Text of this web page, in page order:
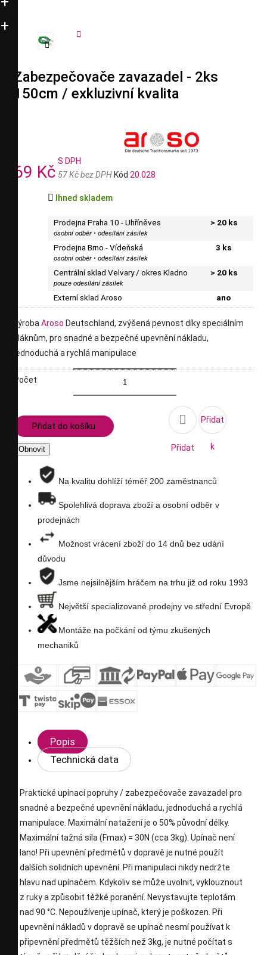


Zabezpečovače zavazadel - 2ks
150cm / exkluzivní kvalita
69 Kč
S DPH
57 Kč bez DPH Kód 20.028
 Ihned skladem
Prodejna Praha 10 - Uhříněves
osobní odběr • odesílání zásilek
> 20 ks
Prodejna Brno - Vídeňská
osobní odběr • odesílání zásilek
3 ks
Centrální sklad Velvary / okres Kladno
pouze odesílání zásilek
> 20 ks
Externí sklad Aroso ano
výroba Aroso Deutschland, zvýšená pevnost díky speciálním
vláknům, pro snadné a bezpečné upevnění nákladu,
jednoduchá a rychlá manipulace
Počet
Přidat do košíku 
Přidat
seznam
Přidat
k
Na kvalitu dohlíží téměř 200 zaměstnanců
Spolehlivá doprava zboží a osobní odběr v
prodejnách
Možnost vrácení zboží do 14 dnů bez udání
důvodu
Jsme nejsilnějším hráčem na trhu již od roku 1993
Největší specializované prodejny ve střední Evropě
Montáže na počkání od týmu zkušených
mechaniků
Popis
Technická data
Praktické upínací popruhy / zabezpečovače zavazadel pro
snadné a bezpečné upevnění nákladu, jednoduchá a rychlá
manipulace. Maximální natažení je o 50% původní délky.
Maximální tažná síla (Fmax) = 30N (cca 3kg). Upínač není
lano! Při upevnění předmětů v dopravě je nutné použít
dalších solidních upevnění. Při manipulaci nikdy nedržte
hlavu nad upínačem. Kdykoliv se může uvolnit, vyklouznout
z ruky a způsobit těžké poranění. Nevystavujte teplotám
nad 90 °C. Nepoužívenje upínač, který je poškozen. Při
upevnění nákladů v dopravě se upínač nesmí používat k
připevnění předmětů těžších než 3kg, je nutné počítat s